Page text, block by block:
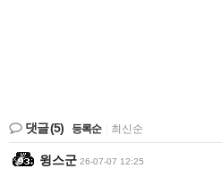
댓글(5) 등록순 최신순
윙스군 26-07-07 12:25